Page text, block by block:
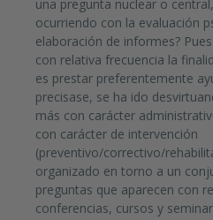
una pregunta nuclear o
ocurriendo con la evaluación
elaboración de informes?
con relativa frecuencia la
es prestar preferentemente
precisase, se ha ido
más con carácter
con carácter de intervención
(preventivo/correctivo/
organizado en torno a un
preguntas que aparecen con
conferencias, cursos y